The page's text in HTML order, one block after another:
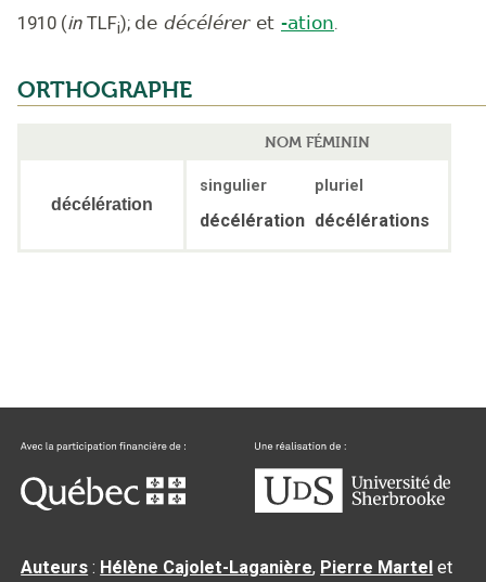
1910 (in TLFi); de décélérer et -ation.
ORTHOGRAPHE
NOM FÉMININ
décélération
singulier pluriel
décélération décélérations
Auteurs : Hélène Cajolet-Laganière, Pierre Martel et